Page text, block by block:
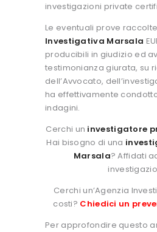
investigazioni private
Le eventuali prove
Investigativa Marsala
producibili in giudizio ed
testimonianza giurata, su
dell’Avvocato,
ha effettivamente
indagini.
Cerchi un investigatore
Hai bisogno di una
Marsala? Affidati
Cerchi un’Agenzia
costi? Chiedici un
Per approfondire questo